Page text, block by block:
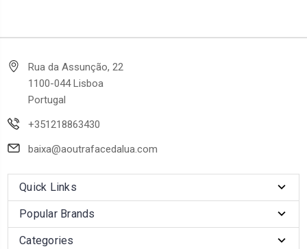
Rua da Assunção, 22
1100-044 Lisboa
Portugal
+351218863430
baixa@aoutrafacedalua.com
Quick Links
Popular Brands
Categories